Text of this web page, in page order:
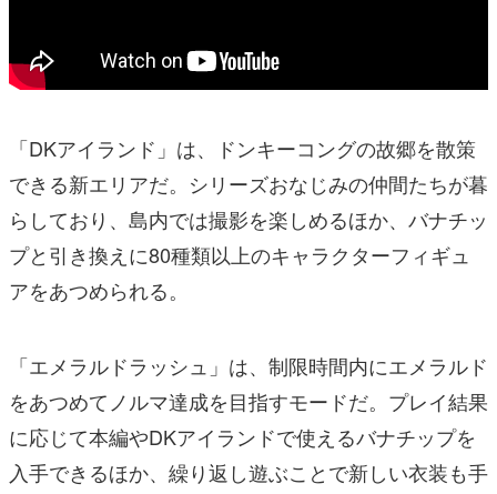
「DKアイランド」は、ドンキーコングの故郷を散策
できる新エリアだ。シリーズおなじみの仲間たちが暮
らしており、島内では撮影を楽しめるほか、バナチッ
プと引き換えに80種類以上のキャラクターフィギュ
アをあつめられる。
「エメラルドラッシュ」は、制限時間内にエメラルド
をあつめてノルマ達成を目指すモードだ。プレイ結果
に応じて本編やDKアイランドで使えるバナチップを
入手できるほか、繰り返し遊ぶことで新しい衣装も手